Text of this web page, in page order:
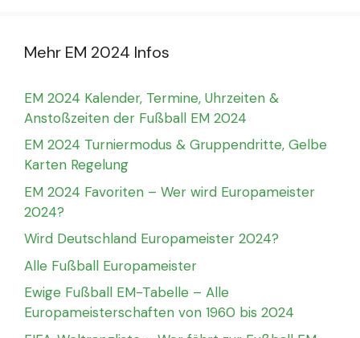
Mehr EM 2024 Infos
EM 2024 Kalender, Termine, Uhrzeiten &
Anstoßzeiten der Fußball EM 2024
EM 2024 Turniermodus & Gruppendritte, Gelbe
Karten Regelung
EM 2024 Favoriten – Wer wird Europameister
2024?
Wird Deutschland Europameister 2024?
Alle Fußball Europameister
Ewige Fußball EM-Tabelle – Alle
Europameisterschaften von 1960 bis 2024